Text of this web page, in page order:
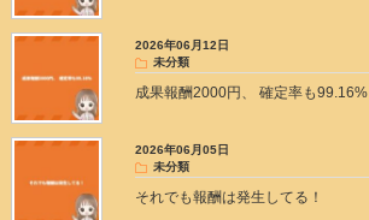
2026年06月12日
未分類
成果報酬2000円、 確定率も99.16%
2026年06月05日
未分類
それでも報酬は発生してる！